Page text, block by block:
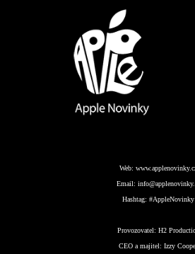
Web:
Email:
Hashtag: #AppleNovinky
Provozovatel: H2
CEO a majitel: Izzy